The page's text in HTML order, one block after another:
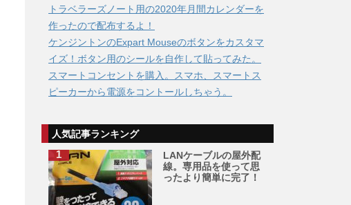
トラベラーズノート用の2020年月間カレンダーを
作ったので配布するよ！
ケンジントンのExpart Mouseのボタンをカスタマ
イズ！ボタン用のシールを自作して貼ってみた。
スマートコンセントを購入。スマホ、スマートス
ピーカーから電源をコントールしちゃう。
人気記事ランキング
LANケーブルの屋外配
線。専用品を使って思
ったより簡単に完了！